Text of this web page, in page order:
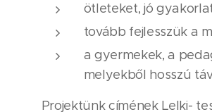
ötleteket, jó
tovább fejlesszük a
a gyermekek, a
melyekből hosszú
Projektünk címének Lelki-